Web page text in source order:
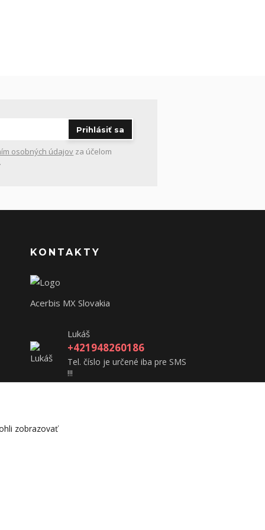
Prihlásiť sa
osobných údajov za účelom
KONTAKTY
Acerbis MX Slovakia
Lukáš
+421948260186
Tel. číslo je určené iba pre SMS
!!!
zobrazovať